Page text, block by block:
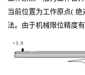
当前位置为工作原点(
法。由于机械限位精度